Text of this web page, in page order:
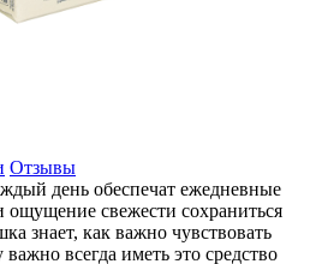
Отзывы
день обеспечат ежедневные
свежести сохраниться
знает, как важно чувствовать
всегда иметь это средство